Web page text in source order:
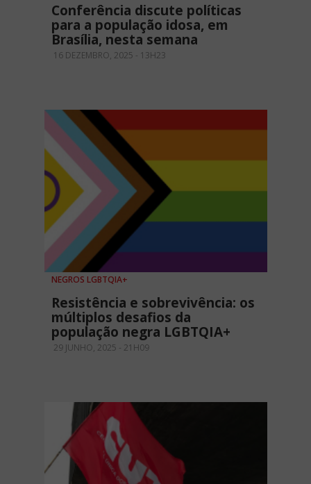
Conferência discute políticas
para a população idosa, em
Brasília, nesta semana
16 DEZEMBRO, 2025 - 13H23
NEGROS LGBTQIA+
Resistência e sobrevivência: os
múltiplos desafios da
população negra LGBTQIA+
29 JUNHO, 2025 - 21H09